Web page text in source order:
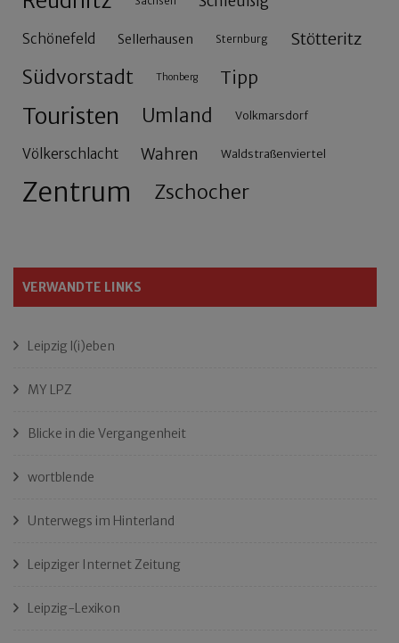
Schönefeld Sellerhausen Sternburg Stötteritz
Südvorstadt Thonberg Tipp
Touristen Umland Volkmarsdorf
Völkerschlacht Wahren Waldstraßenviertel
Zentrum Zschocher
VERWANDTE LINKS
Leipzig l(i)eben
MY LPZ
Blicke in die Vergangenheit
wortblende
Unterwegs im Hinterland
Leipziger Internet Zeitung
Leipzig-Lexikon